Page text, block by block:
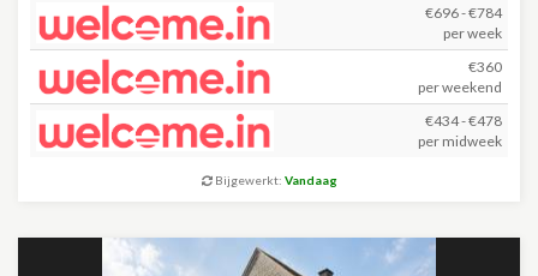
€696 - €784
per week
€360
per weekend
€434 - €478
per midweek
Bijgewerkt: Vandaag